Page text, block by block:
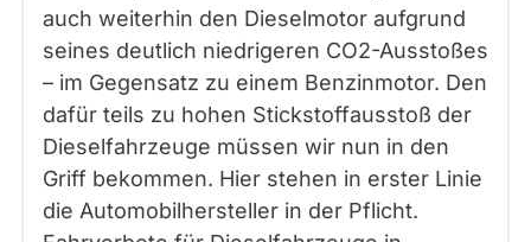
auch weiterhin den Dieselmotor aufgrund
seines deutlich niedrigeren CO2-Ausstoßes
– im Gegensatz zu einem Benzinmotor. Den
dafür teils zu hohen Stickstoffausstoß der
Dieselfahrzeuge müssen wir nun in den
Griff bekommen. Hier stehen in erster Linie
die Automobilhersteller in der Pflicht.